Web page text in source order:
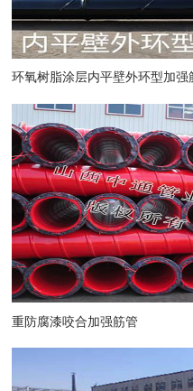
环氧树脂涂层内平壁外环型加强
重防腐漆咬合加强筋管